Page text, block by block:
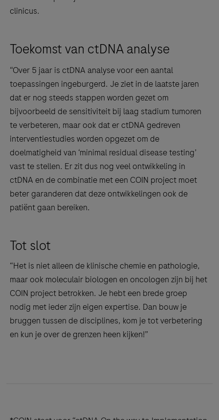
clinicus.
Toekomst van ctDNA analyse
“Over 5 jaar is ctDNA analyse voor een aantal
toepassingen ingeburgerd. Je ziet in de laatste jaren
dat er nog steeds stappen worden gezet om
bijvoorbeeld de sensitiviteit bij laag stadium tumoren
te verbeteren, maar ook dat er ctDNA gedreven
interventiestudies worden opgezet om de
doelmatigheid van ‘minimal residual disease testing’
vast te stellen. Er zit dus nog veel ontwikkeling in
ctDNA en de combinatie met een COIN project moet
beter garanderen dat deze ontwikkelingen ook de
patiënt gaan bereiken.
Tot slot
“Het is niet alleen de klinische chemie en pathologie,
maar ook moleculair biologen en oncologen zijn bij het
COIN project betrokken. Je hebt een brede groep
nodig met ieder zijn eigen expertise. Dan bouw je
bruggen tussen de disciplines, kom je tot verbetering
en kun je over de grenzen heen kijken!”